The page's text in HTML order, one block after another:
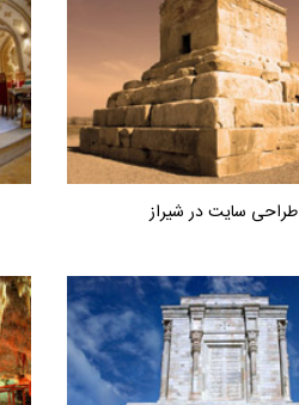
طراحی سایت در شیراز